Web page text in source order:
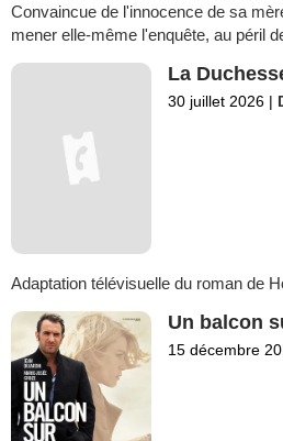
Convaincue de l'innocence de sa
mener elle-même l'enquête, au péril
La
30 juillet 2026 |
Adaptation télévisuelle du roman de
Un balcon
15 décembre